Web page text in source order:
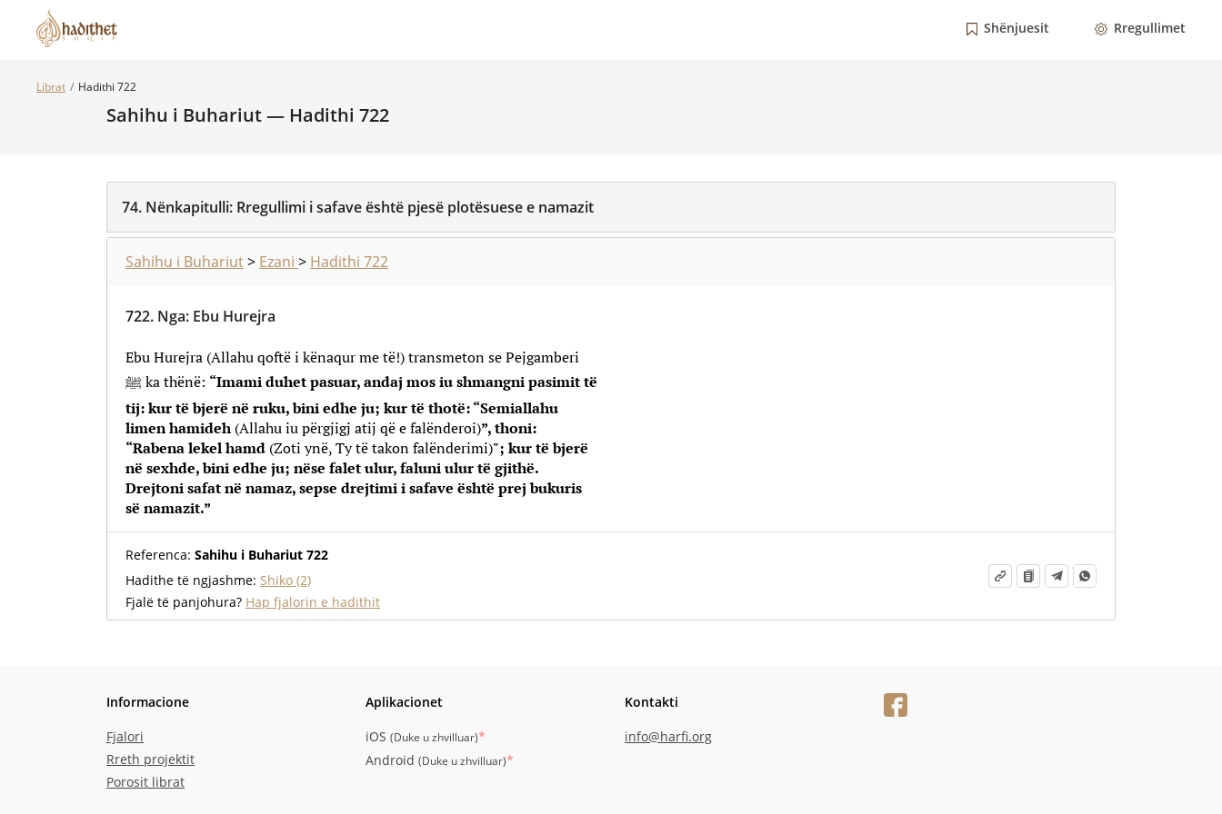
Shënjuesit Rregullimet
Librat Hadithi 722
Sahihu i Buhariut — Hadithi 722
74. Nënkapitulli: Rregullimi i safave është pjesë plotësuese e namazit
Sahihu i Buhariut> Ezani > Hadithi 722
722. Nga: Ebu Hurejra
Ebu Hurejra (Allahu qoftë i kënaqur me të!) transmeton se Pejgamberi
ﷺ ka thënë: “Imami duhet pasuar, andaj mos iu shmangni pasimit të
tij: kur të bjerë në ruku, bini edhe ju; kur të thotë: “Semiallahu
limen hamideh (Allahuiu përgjigj atij që e falënderoi)”, thoni:
“Rabena lekel hamd (Zoti ynë, Ty të takon falënderimi)"; kur të bjerë
në sexhde, bini edhe ju; nëse falet ulur, faluni ulur të gjithë.
Drejtoni safat në namaz, sepse drejtimi i safave është prej bukuris
së namazit.”
Referenca: Sahihu i Buhariut 722
Hadithe të ngjashme: Shiko (2)
Fjalë të panjohura? Hap fjalorin e hadithit
Informacione
Fjalori
Rreth projektit
Porosit librat
Aplikacionet
iOS (Duke u zhvilluar)*
Android (Duke u zhvilluar)*
Kontakti
info@harfi.org